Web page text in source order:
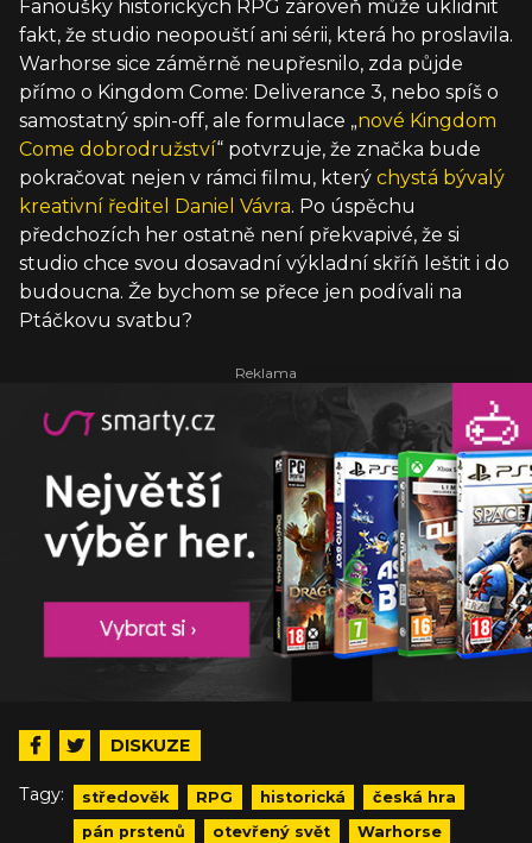
Fanoušky historických RPG zároveň může uklidnit
fakt, že studio neopouští ani sérii, která ho proslavila.
Warhorse sice záměrně neupřesnilo, zda půjde
přímo o Kingdom Come: Deliverance 3, nebo spíš o
samostatný spin-off, ale formulace „nové Kingdom
Come dobrodružství“ potvrzuje, že značka bude
pokračovat nejen v rámci filmu, který chystá bývalý
kreativní ředitel Daniel Vávra. Po úspěchu
předchozích her ostatně není překvapivé, že si
studio chce svou dosavadní výkladní skříň leštit i do
budoucna. Že bychom se přece jen podívali na
Ptáčkovu svatbu?
DISKUZE
Tagy: středověk RPG historická
česká hra
pán prstenů
otevřený svět
Warhorse